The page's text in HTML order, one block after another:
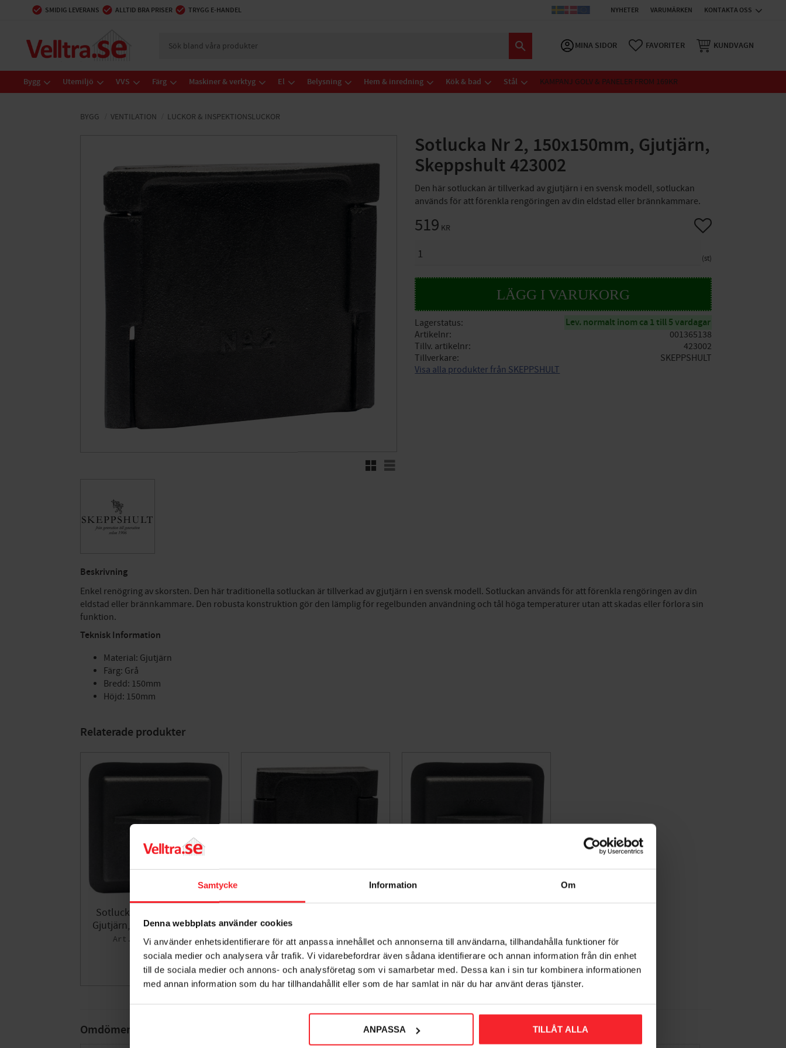
Samtycke Information Om
Denna webbplats använder cookies
Vi använder enhetsidentifierare för att anpassa innehållet och annonserna till användarna, tillhandahålla funktioner för
sociala medier och analysera vår trafik. Vi vidarebefordrar även sådana identifierare och annan information från din enhet
till de sociala medier och annons- och analysföretag som vi samarbetar med. Dessa kan i sin tur kombinera informationen
med annan information som du har tillhandahållit eller som de har samlat in när du har använt deras tjänster.
ANPASSA TILLÅT ALLA
SMIDIG LEVERANS ALLTID BRA PRISER TRYGG E-HANDEL NYHETER VARUMÄRKEN KONTAKTA OSS
MINA SIDOR FAVORITER KUNDVAGN
Bygg Utemiljö VVS Färg Maskiner & verktyg El Belysning Hem & inredning Kök & bad Stål KAMPANJ GOLV & PANELER FROM 169KR
BYGG VENTILATION LUCKOR & INSPEKTIONSLUCKOR
Sotlucka Nr 2, 150x150mm, Gjutjärn,
Skeppshult 423002
Den här sotluckan är tillverkad av gjutjärn i en svensk modell, sotluckan
används för att förenkla rengöringen av din eldstad eller brännkammare.
Rutnätsvy
Listvy
519 KR
st
Lägg till i favoriter
Lagerstatus Lev. normalt inom ca 1 till 5 vardagar
Artikelnr
001365138
Tillv. artikelnr
423002
Tillverkare
SKEPPSHULT
Visa alla produkter från SKEPPSHULT
Beskrivning
Enkel renögring av skorsten. Den här traditionella sotluckan är tillverkad av gjutjärn i en svensk modell. Sotluckan används för att förenkla rengöringen av din
eldstad eller brännkammare. Den robusta konstruktion gör den lämplig för regelbunden användning och tål höga temperaturer utan att skadas eller förlora sin
funktion.
Teknisk Information
Material: Gjutjärn
Färg: Grå
Bredd: 150mm
Höjd: 150mm
Omdömen
Relaterade produkter
Sotlucka B-8, 200x200mm,
Gjutjärn, Skeppshult 423008
001365140
1 346KR
Lägg till i favoriter
Gjutjärn, Skeppshult 423001
001365137
490KR
Lägg till i favoriter
001365139
1 100KR
Lägg till i favoriter